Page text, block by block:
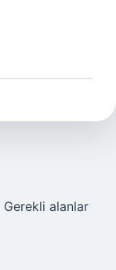
Gerekli alanlar